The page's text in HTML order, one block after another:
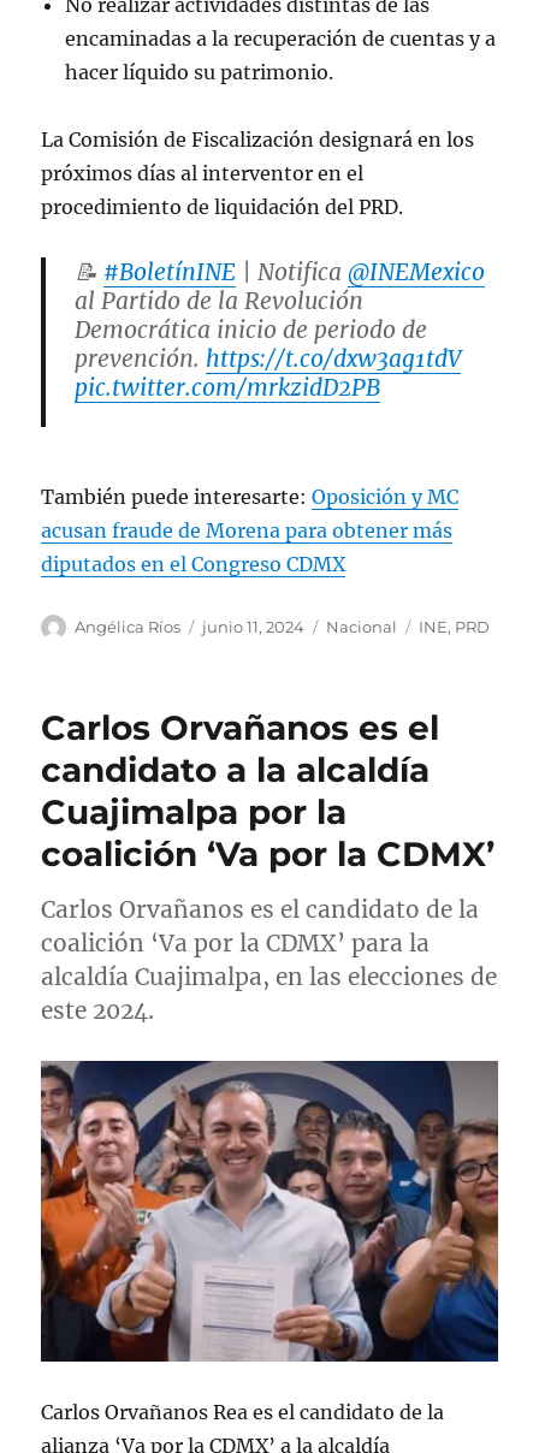
encaminadas a la recuperación de cuentas y a
hacer líquido su patrimonio.
La Comisión de Fiscalización designará en los
próximos días al interventor en el
procedimiento de liquidación del PRD.
📝 #BoletínINE | Notifica@INEMexico
al Partido de la Revolución
Democrática inicio de periodo de
prevención. https://t.co/dxw3ag1tdV
pic.twitter.com/mrkzidD2PB
También puede interesarte:Oposición y MC
acusan fraude de Morena para obtener más
diputados en el Congreso CDMX
A
r
Angélica Ríos
P
i
a
d
o
e
junio 11, 2024
C
g
r
í
a
s
Nacional
E
u
t
INE, PRD
Carlos Orvañanos es el
candidato a la alcaldía
Cuajimalpa por la
coalición ‘Va por la CDMX’
Carlos Orvañanos es el candidato de la
coalición ‘Va por la CDMX’ para la
alcaldía Cuajimalpa, en las elecciones de
este 2024.
Carlos Orvañanos Rea es el candidato de la
alianza ‘Va por la CDMX’ a la alcaldía